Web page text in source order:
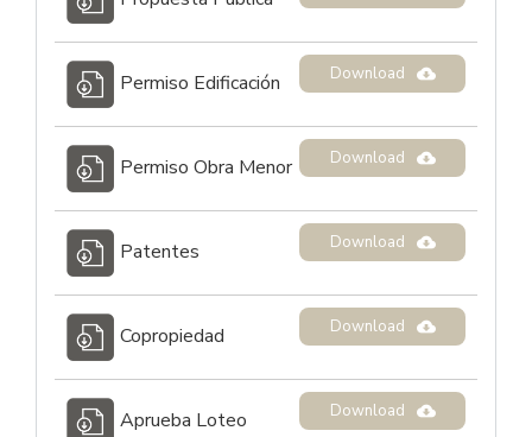
Permiso Edificación Download
Permiso Obra Menor Download
Patentes Download
Copropiedad Download
Aprueba Loteo Download